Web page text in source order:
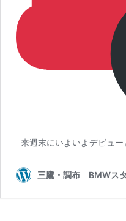
来週末にいよいよデビュ
三鷹・調布 BMWス